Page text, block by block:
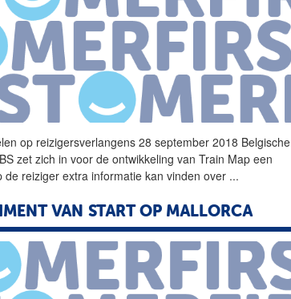
op reizigersverlangens 28 september 2018 Belgische
zet zich in voor de ontwikkeling van Train Map een
de reiziger extra informatie kan vinden over ...
VAN START OP MALLORCA